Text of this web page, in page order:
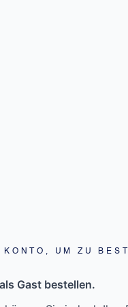
UM ZU
Gast bestellen.